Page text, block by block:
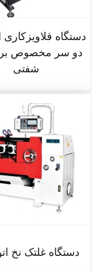
دستگاه قلاویزکاری
دو سر مخصوص
شفتی
دستگاه غلتک نخ